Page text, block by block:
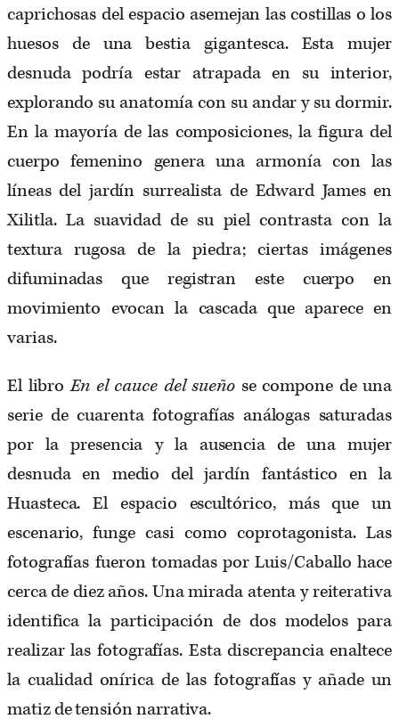
caprichosas del espacio asemejan las costillas o los
huesos de una bestia gigantesca. Esta mujer
desnuda podría estar atrapada en su interior,
explorando su anatomía con su andar y su dormir.
En la mayoría de las composiciones, la figura del
cuerpo femenino genera una armonía con las
líneas del jardín surrealista de Edward James en
Xilitla. La suavidad de su piel contrasta con la
textura rugosa de la piedra; ciertas imágenes
difuminadas que registran este cuerpo en
movimiento evocan la cascada que aparece en
varias.
El libroEn el cauce del sueñose compone de una
serie de cuarenta fotografías análogas saturadas
por la presencia y la ausencia de una mujer
desnuda en medio del jardín fantástico en la
Huasteca. El espacio escultórico, más que un
escenario, funge casi como coprotagonista. Las
fotografías fueron tomadas por Luis/Caballo hace
cerca de diez años. Una mirada atenta y reiterativa
identifica la participación de dos modelos para
realizar las fotografías. Esta discrepancia enaltece
la cualidad onírica de las fotografías y añade un
matiz de tensión narrativa.